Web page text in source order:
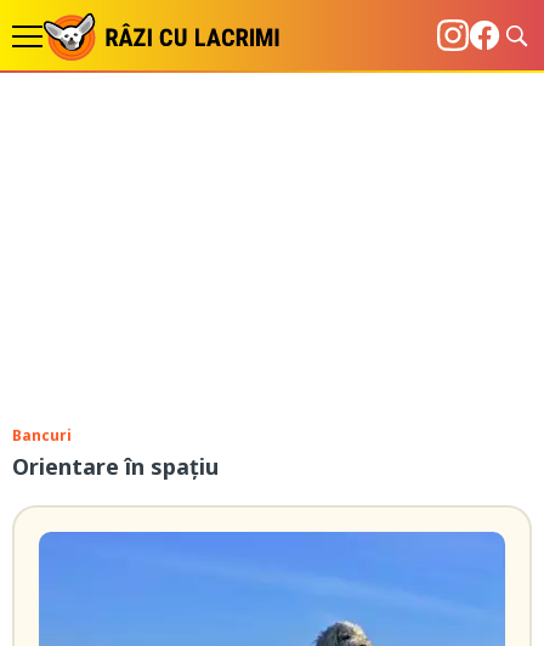
Bancuri
Orientare în spațiu